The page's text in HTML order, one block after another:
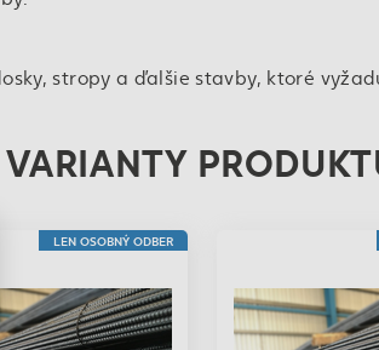
stropy a ďalšie stavby, ktoré
VARIANTY
LEN OSOBNÝ ODBER LEN